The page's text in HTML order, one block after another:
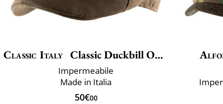
Classic Italy Classic Duckbill Outdoor
Impermeabile
Made in Italia
50€00